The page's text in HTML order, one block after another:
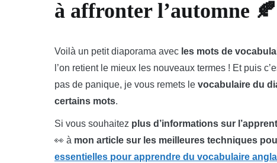
à affronter l’automne 🍂
Voilà un petit diaporama avec les mots de
l’on retient le mieux les nouveaux termes ! Et puis
pas de panique, je vous remets le vocabulaire du
certains mots.
Si vous souhaitez plus d’informations sur
👀 à mon article sur les meilleures techniques
essentielles pour apprendre du vocabulaire